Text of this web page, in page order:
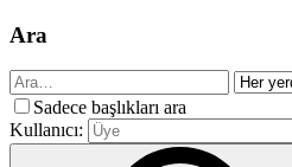
Ara
Sadece başlıkları ara
Kullanıcı: